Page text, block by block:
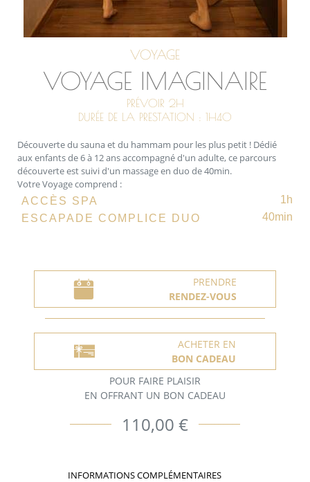
VOYAGE
VOYAGE IMAGINAIRE
PRÉVOIR 2H
DURÉE DE LA PRESTATION : 1H40
Découverte du sauna et du hammam pour les plus petit ! Dédié
aux enfants de 6 à 12 ans accompagné d'un adulte, ce parcours
découverte est suivi d'un massage en duo de 40min.
Votre Voyage comprend :
ACCÈS SPA
1h
ESCAPADE COMPLICE DUO
40min
PRENDRE
RENDEZ-VOUS
ACHETER EN
BON CADEAU
POUR FAIRE PLAISIR
EN OFFRANT UN BON CADEAU
110,00 €
INFORMATIONS COMPLÉMENTAIRES